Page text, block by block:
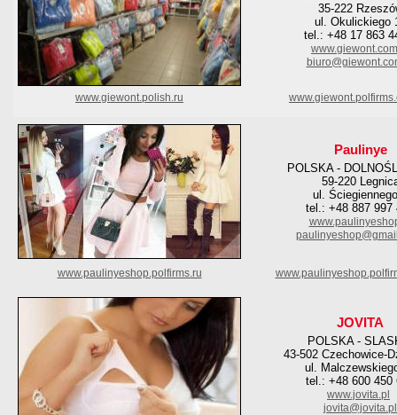
35-222
ul. Okulickiego
tel.: +48 17 863
www.giewont.polish.ru
Paulinye
POLSKA -
59-220
ul.
tel.: +48 887 997
www.paulinyeshop.polfirms.ru
JOVITA
POLSKA -
43-502 Czechowice-
ul.
tel.: +48 600 450
www.jovita.pl
jovita@jovita.pl